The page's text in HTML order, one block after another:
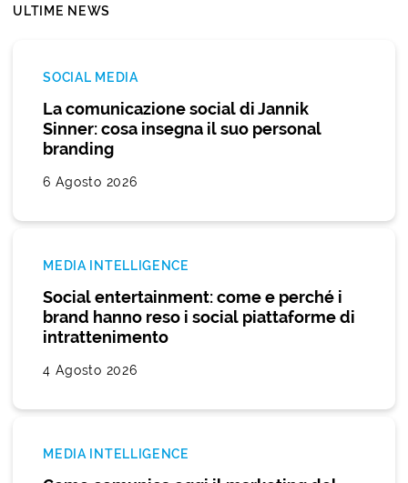
ULTIME NEWS
SOCIAL MEDIA
La comunicazione social di Jannik
Sinner: cosa insegna il suo personal
branding
6 Agosto 2026
MEDIA INTELLIGENCE
Social entertainment: come e perché i
brand hanno reso i social piattaforme di
intrattenimento
4 Agosto 2026
MEDIA INTELLIGENCE